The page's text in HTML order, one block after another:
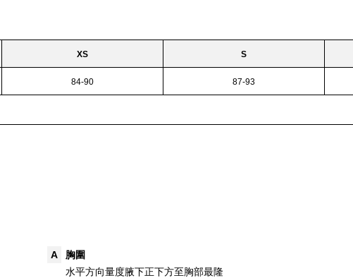
XS S
84-90 87-93
A
胸圍
水平方向量度腋下正下方至胸部最隆